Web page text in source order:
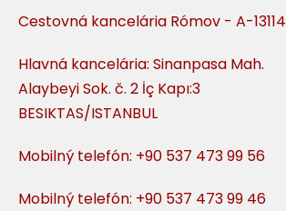
Cestovná kancelária Rómov - A-13114
Hlavná kancelária: Sinanpasa Mah.
Alaybeyi Sok. č. 2 İç Kapı:3
BESIKTAS/ISTANBUL
Mobilný telefón: +90 537 473 99 56
Mobilný telefón: +90 537 473 99 46